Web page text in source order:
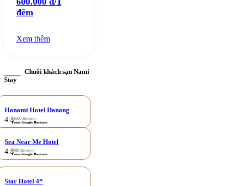
đêm
Xem thêm
Chuỗi khách sạn Nami
Stay
Hanami Hotel Danang
4.8(1600 Review)
From Google Business
Sea Near Me Hotel
4.8(489 Review)
From Google Business
Star Hotel 4*